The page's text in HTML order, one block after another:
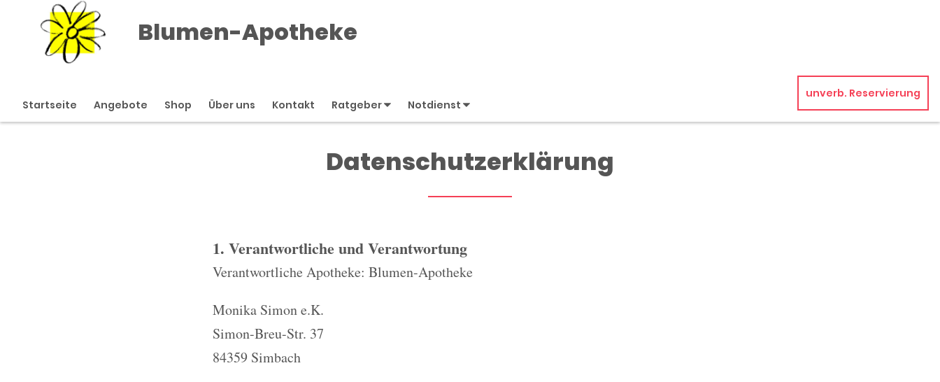
Blumen-Apotheke
Startseite Angebote Shop Über uns Kontakt Ratgeber Notdienst
unverb. Reservierung
Datenschutzerklärung
1. Verantwortliche und Verantwortung
Verantwortliche Apotheke: Blumen-Apotheke
Monika Simon e.K.
Simon-Breu-Str. 37
84359 Simbach